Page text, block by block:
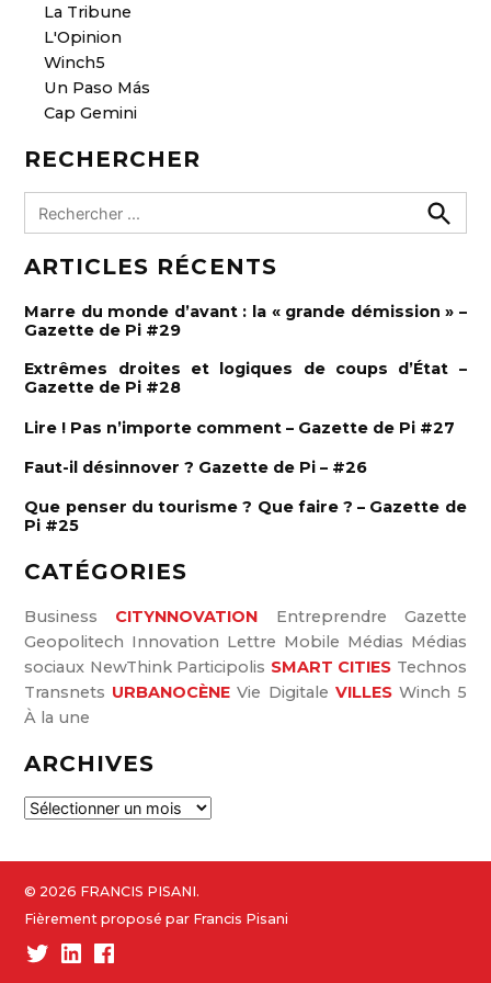
La Tribune
L'Opinion
Winch5
Un Paso Más
Cap Gemini
RECHERCHER
e
h
e
r
h
r
R
r
c
r
ARTICLES RÉCENTS
Marre du monde d’avant : la « grande démission » –
Gazette de Pi #29
Extrêmes droites et logiques de coups d’État –
Gazette de Pi #28
Lire ! Pas n’importe comment – Gazette de Pi #27
Faut-il désinnover ? Gazette de Pi – #26
Que penser du tourisme ? Que faire ? – Gazette de
Pi #25
CATÉGORIES
Business CITYNNOVATION Entreprendre
Gazette
Geopolitech Innovation Lettre Mobile Médias Médias
sociaux NewThink Participolis SMART CITIES Technos
Transnets URBANOCÈNE Vie Digitale VILLES Winch 5
À la une
ARCHIVES
A
c
h
e
© 2026 FRANCIS PISANI.
Fièrement proposé par Francis Pisani
TwitterLinked-Facebook